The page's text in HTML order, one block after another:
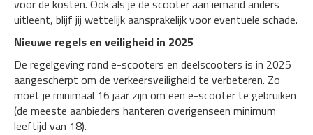
voor de kosten. Ook als je de scooter aan iemand anders
uitleent, blijf jij wettelijk aansprakelijk voor eventuele schade.
Nieuwe regels en veiligheid in 2025
De regelgeving rond e-scooters en deelscooters is in 2025
aangescherpt om de verkeersveiligheid te verbeteren. Zo
moet je minimaal 16 jaar zijn om een e-scooter te gebruiken
(de meeste aanbieders hanteren overigenseen minimum
leeftijd van 18).